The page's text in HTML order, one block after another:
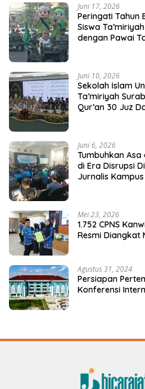
Juni 17, 2026
Peringati Tahun
Siswa
dengan Pawai
Juni 10, 2026
Sekolah Islam
Ta’miriyah
Qur’an 30 Juz
Juni 6, 2026
Tumbuhkan
di Era Disrupsi
Jurnalis
Mei 23, 2026
1.752 CPNS
Resmi Diangkat
Agustus 31, 2024
Persiapan
Konferensi